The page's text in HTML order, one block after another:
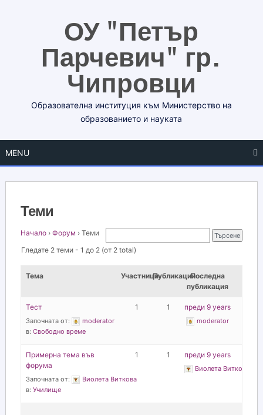
ОУ "Петър
Парчевич" гр.
Чипровци
Образователна институция към Министерство на
образованието и науката
MENU
Теми
Начало › Форум › Теми
Гледате 2 теми - 1 до 2 (от 2 total)
Тема УчастнициПубликацииПоследна
публикация
Тест
Започната от:
moderator
в: Свободно време
1 1 преди 9 years
moderator
Примерна тема във
форума
Започната от:
Виолета Виткова
в: Училище
1 1 преди 9 years
Виолета Виткова